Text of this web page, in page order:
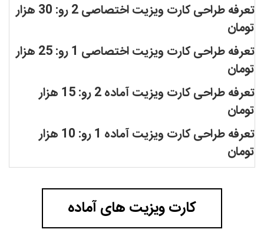
تعرفه طراحی کارت ویزیت اختصاصی 2 رو: 30 هزار
تومان
تعرفه طراحی کارت ویزیت اختصاصی 1 رو: 25 هزار
تومان
تعرفه طراحی کارت ویزیت آماده 2 رو: 15 هزار
تومان
تعرفه طراحی کارت ویزیت آماده 1 رو: 10 هزار
تومان
کارت ویزیت های آماده